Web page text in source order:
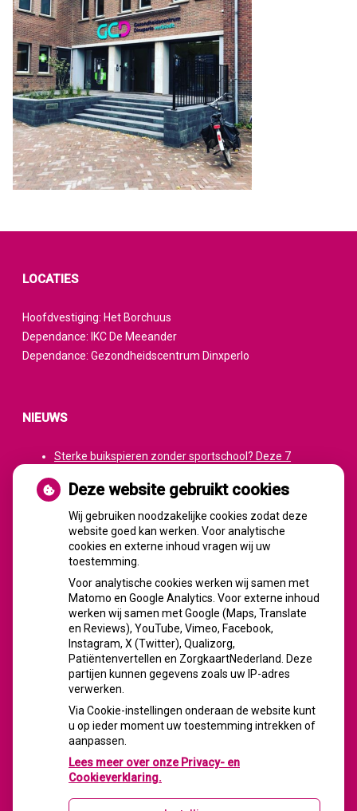
LOCATIES
Hoofdvestiging: Het Borchuus
Dependance: IKC De Meeander
Dependance: Gezondheidscentrum Dinxperlo
NIEUWS
Sterke buikspieren zonder sportschool? Deze 7
CZ vergoedt zorg van twee gespecialiseerde
revalidatieartsen niet meer
De sleutel tot blijvend afvallen? Dat doe je volgens
onderzoek veel effectiever samen
Spoedeisende hulp zag dit weekend meer mensen met
heup- en polsbreuken binnenkomen
Een recept voor een wandeling: waarom Erasmus MC
patiënten het park in stuurt
FACEBOOK
Deze website gebruikt cookies
Wij gebruiken noodzakelijke cookies zodat deze
website goed kan werken. Voor analytische
cookies en externe inhoud vragen wij uw
toestemming.
Voor analytische cookies werken wij samen met
Matomo en Google Analytics. Voor externe inhoud
werken wij samen met Google (Maps, Translate
en Reviews), YouTube, Vimeo, Facebook,
Instagram, X (Twitter), Qualizorg,
Patiëntenvertellen en ZorgkaartNederland. Deze
partijen kunnen gegevens zoals uw IP-adres
verwerken.
Via Cookie-instellingen onderaan de website kunt
u op ieder moment uw toestemming intrekken of
aanpassen.
Lees meer over onze Privacy- en
Cookieverklaring.